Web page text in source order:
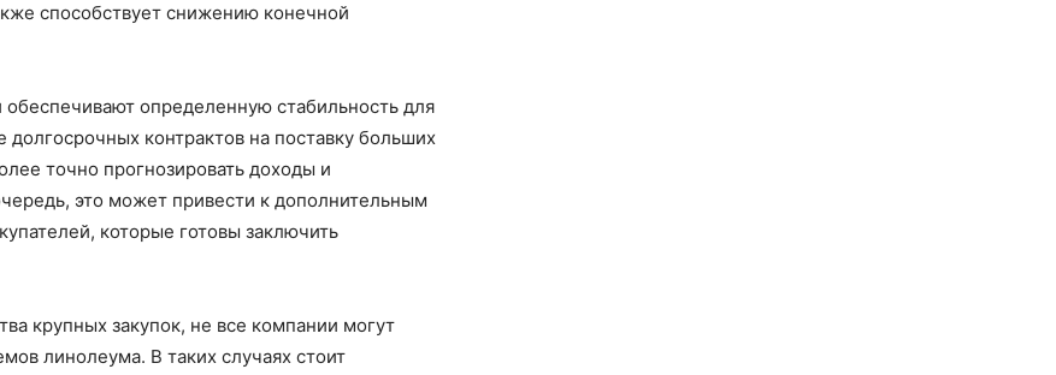
способствует снижению конечной
обеспечивают определенную стабильность для
контрактов на поставку больших
точно прогнозировать доходы и
это может привести к дополнительным
которые готовы заключить
крупных закупок, не все компании могут
линолеума. В таких случаях стоит